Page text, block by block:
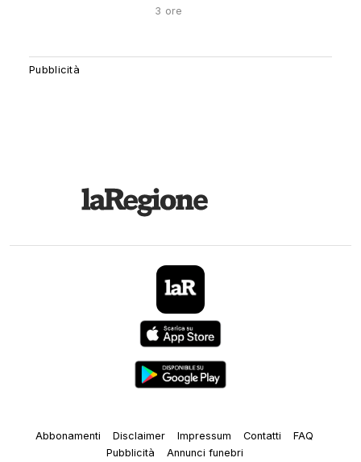
3 ore
Abbonamenti Disclaimer Impressum Contatti
FAQ
Pubblicità
Annunci funebri